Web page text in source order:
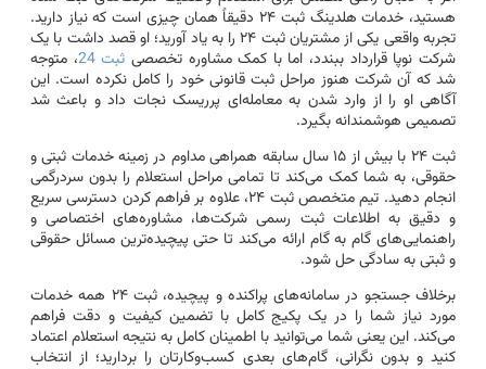
هستید، خدمات هلدینگ ثبت ۲۴ دقیقاً همان چیزی است که نیاز دارید.
تجربه واقعی یکی از مشتریان ثبت ۲۴ را به یاد آورید؛ او قصد داشت با یک
شرکت نوپا قرارداد ببندد، اما با کمک مشاوره تخصصی ثبت 24
، متوجه
شد که آن شرکت هنوز مراحل ثبت قانونی خود را کامل نکرده است. این
آگاهی او را از وارد شدن به معامله‌ای پرریسک نجات داد و باعث شد
تصمیمی هوشمندانه بگیرد.
ثبت ۲۴ با بیش از ۱۵ سال سابقه همراهی مداوم در زمینه خدمات ثبتی و
حقوقی، به شما کمک می‌کند تا تمامی مراحل استعلام را بدون سردرگمی
انجام دهید. تیم متخصص ثبت ۲۴، علاوه بر فراهم کردن دسترسی سریع
و دقیق به اطلاعات ثبت رسمی شرکت‌ها، مشاوره‌های اختصاصی و
راهنمایی‌های گام به گام ارائه می‌کند تا حتی پیچیده‌ترین مسائل حقوقی
و ثبتی به سادگی حل شود.
برخلاف جستجو در سامانه‌های پراکنده و پیچیده، ثبت ۲۴ همه خدمات
مورد نیاز شما را در یک پکیج کامل با تضمین کیفیت و دقت فراهم
می‌کند. این یعنی شما می‌توانید با اطمینان کامل به نتیجه استعلام اعتماد
کنید و بدون نگرانی، گام‌های بعدی کسب‌وکارتان را بردارید؛ از انتخاب